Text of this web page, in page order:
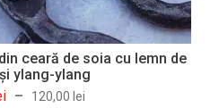
ceară de soia cu lemn de
ylang-ylang
– 120,00 lei